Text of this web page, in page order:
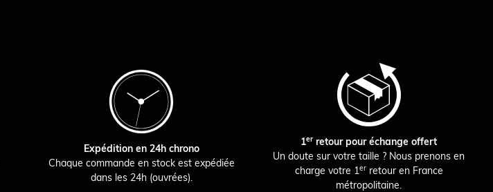
Expédition en 24h chrono
Chaque commande en stock est expédiée
dans les 24h (ouvrées).
1er retour pour échange offert
Un doute sur votre taille ? Nous prenons en
charge votre 1erretour en France
métropolitaine.